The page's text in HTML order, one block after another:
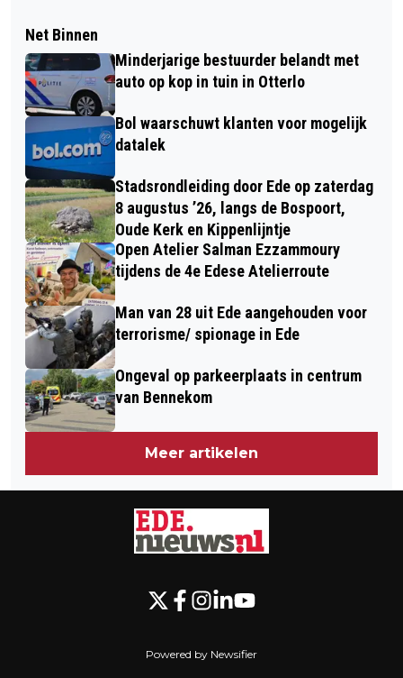
Net Binnen
Minderjarige bestuurder belandt met
auto op kop in tuin in Otterlo
Bol waarschuwt klanten voor mogelijk
datalek
Stadsrondleiding door Ede op zaterdag
8 augustus ’26, langs de Bospoort,
Oude Kerk en Kippenlijntje
Open Atelier Salman Ezzammoury
tijdens de 4e Edese Atelierroute
Man van 28 uit Ede aangehouden voor
terrorisme/ spionage in Ede
Ongeval op parkeerplaats in centrum
van Bennekom
Meer artikelen
Powered by Newsifier